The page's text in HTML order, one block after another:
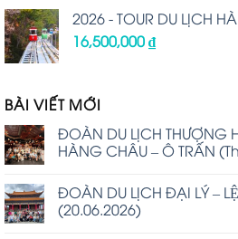
2026 - TOUR DU LỊCH
16,500,000₫
BÀI VIẾT MỚI
ĐOÀN DU LỊCH THƯỢNG
HÀNG CHÂU – Ô TRẤN
ĐOÀN DU LỊCH ĐẠI LÝ –
(20.06.2026)